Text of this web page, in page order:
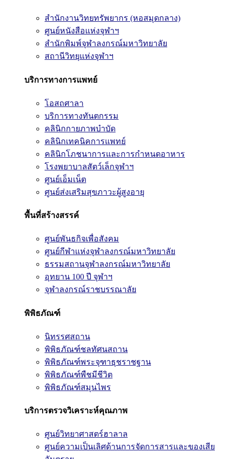
สำนักงานวิทยทรัพยากร (หอสมุดกลาง)
ศูนย์หนังสือแห่งจุฬาฯ
สำนักพิมพ์จุฬาลงกรณ์มหาวิทยาลัย
สถานีวิทยุแห่งจุฬาฯ
บริการทางการแพทย์
โอสถศาลา
บริการทางทันตกรรม
คลินิกกายภาพบำบัด
คลินิกเทคนิคการแพทย์
คลินิกโภชนาการและการกำหนดอาหาร
โรงพยาบาลสัตว์เล็กจุฬาฯ
ศูนย์เอ็มเน็ต
ศูนย์ส่งเสริมสุขภาวะผู้สูงอายุ
พื้นที่สร้างสรรค์
ศูนย์พันธกิจเพื่อสังคม
ศูนย์กีฬาแห่งจุฬาลงกรณ์มหาวิทยาลัย
ธรรมสถานจุฬาลงกรณ์มหาวิทยาลัย
อุทยาน 100 ปี จุฬาฯ
จุฬาลงกรณ์ราชบรรณาลัย
พิพิธภัณฑ์
นิทรรศสถาน
พิพิธภัณฑ์ชลทัศนสถาน
พิพิธภัณฑ์พระจุฑาธุชราชฐาน
พิพิธภัณฑ์พืชมีชีวิต
พิพิธภัณฑ์สมุนไพร
บริการตรวจวิเคราะห์คุณภาพ
ศูนย์วิทยาศาสตร์ฮาลาล
ศูนย์ความเป็นเลิศด้านการจัดการสารและของเสีย